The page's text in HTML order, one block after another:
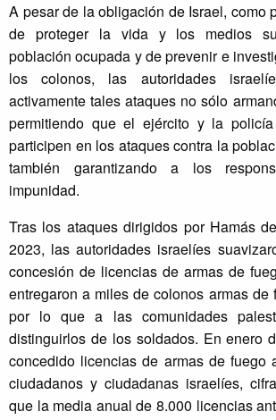
A pesar de la obligación de Israel, como
de proteger la vida y los medios
población ocupada y de prevenir e
los colonos, las autoridades
activamente tales ataques no sólo
permitiendo que el ejército y la
participen en los ataques contra la
también garantizando a los
impunidad.
Tras los ataques dirigidos por Hamás
2023, las autoridades israelíes
concesión de licencias de armas de
entregaron a miles de colonos armas de
por lo que a las comunidades
distinguirlos de los soldados. En enero
concedido licencias de armas de fuego
ciudadanos y ciudadanas israelíes,
que la media anual de 8.000 licencias